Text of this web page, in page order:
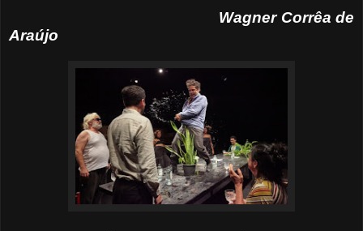
Wagner Corrêa de
Araújo